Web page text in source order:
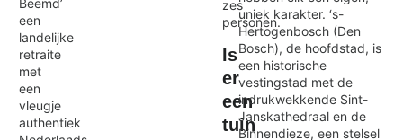
Beemd’
een
landelijke
retraite
met
een
vleugje
authentiek
zes
personen.
Is
er
een
tuin
Exit map
uniek karakter. ‘s-
Hertogenbosch (Den
Bosch), de hoofdstad, is
een historische
vestingstad met de
indrukwekkende Sint-
Janskathedraal en de
Binnendieze, een stelsel